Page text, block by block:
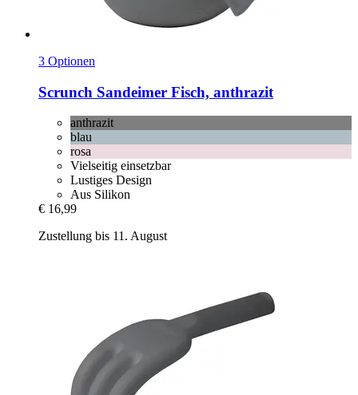
3 Optionen
Scrunch Sandeimer Fisch, anthrazit
anthrazit
blau
rosa
Vielseitig einsetzbar
Lustiges Design
Aus Silikon
€ 16,99
Zustellung bis 11. August